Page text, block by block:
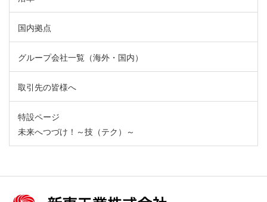
国内拠点
グループ会社一覧（海外・国内）
取引先の皆様へ
特設ページ
未来へつづけ！～技（テク）～